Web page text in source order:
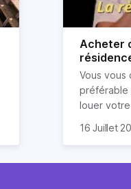
Acheter
règle
révélée
Vous vous
préférable
louer
expert en
règle
l'argent
16 Juillet